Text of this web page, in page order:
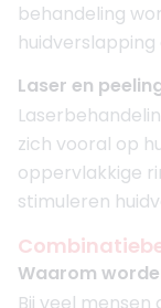
behandeling
Laser en
zich vooral op
oppervlakkige
stimuleren
Waarom